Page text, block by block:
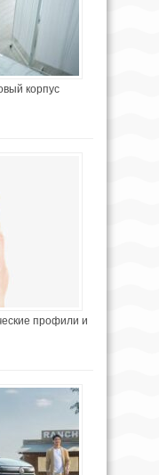
корпус
профили и